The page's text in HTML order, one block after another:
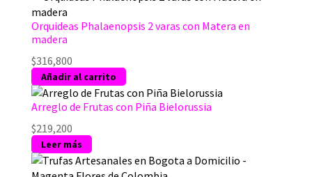
Orquideas Phalaenopsis 2 varas con Matera en
madera
$316,800
Añadir al carrito
Arreglo de Frutas con Piña Bielorussia
$219,200
Leer más